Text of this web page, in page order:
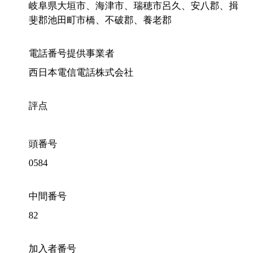
岐阜県大垣市、海津市、瑞穂市呂久、安八郡、揖
斐郡池田町市橋、不破郡、養老郡
電話番号提供事業者
西日本電信電話株式会社
評点
頭番号
0584
中間番号
82
加入者番号